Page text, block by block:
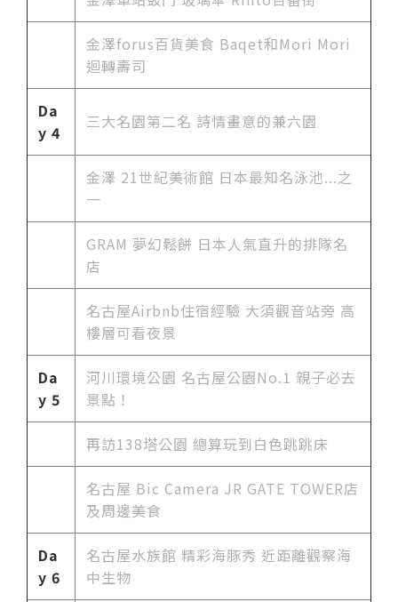
金澤forus百貨美食 Baqet和Mori Mori
迴轉壽司
Da
y 4
三大名園第二名 詩情畫意的兼六園
金澤 21世紀美術館 日本最知名泳池...之
一
GRAM 夢幻鬆餅 日本人氣直升的排隊名
店
名古屋Airbnb住宿經驗 大須觀音站旁 高
樓層可看夜景
Da
y 5
河川環境公園 名古屋公園No.1 親子必去
景點！
再訪138塔公園 總算玩到白色跳跳床
名古屋 Bic Camera JR GATE TOWER店
及周邊美食
Da
y 6
名古屋水族館 精彩海豚秀 近距離觀察海
中生物